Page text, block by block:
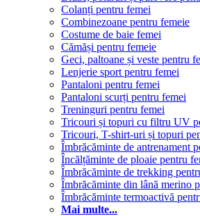
Colanți pentru femei
Combinezoane pentru femeie
Costume de baie femei
Cămăși pentru femeie
Geci, paltoane și veste pentru
Lenjerie sport pentru femei
Pantaloni pentru femei
Pantaloni scurți pentru femei
Treninguri pentru femei
Tricouri și topuri cu filtru UV
Tricouri, T-shirt-uri și topuri
Îmbrăcăminte de antrenament
Încălțăminte de ploaie pentru
Îmbrăcăminte de trekking
Îmbrăcăminte din lână merino
Îmbrăcăminte termoactivă
Mai multe...